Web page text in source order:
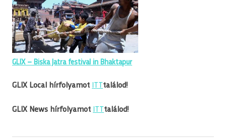
GLIX – Biska Jatra festival in Bhaktapur
GLIX Local hírfolyamot ITTtalálod!
GLIX News hírfolyamot ITTtalálod!